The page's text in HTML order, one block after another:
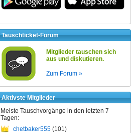
Tauschticket-Forum
Mitglieder tauschen sich
aus und diskutieren.
Zum Forum »
Aktivste Mitglieder
Meiste Tauschvorgänge in den letzten 7
Tagen:
chetbaker555 (101)